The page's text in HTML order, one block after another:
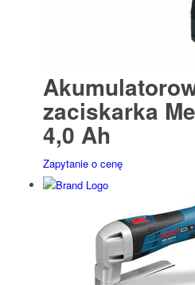
zaciskarka
4,0 Ah
Zapytanie o cenę